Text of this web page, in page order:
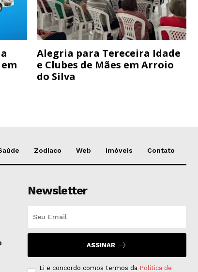
Alegria para Tereceira Idade
e Clubes de Mães em Arroio
do Silva
Zodíaco Web Imóveis Contato
Newsletter
ASSINAR
Li e concordo comos termos da Política de